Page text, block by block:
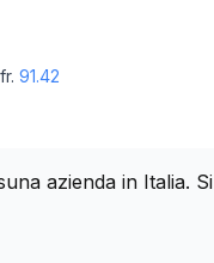
91.42
azienda in Italia. Si